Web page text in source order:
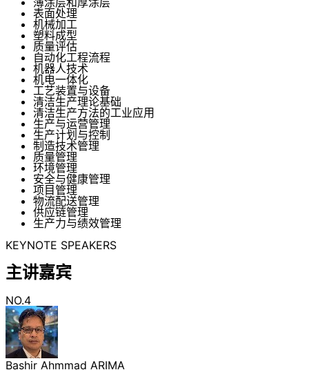
表面处理
机械加工
塑料成型
质量评估
自动化工程流程
机器人技术
机电一体化
工艺装置与设备
清洁生产理论基础
清洁生产方法的工业应用
生产与运营管理
生产计划与控制
制造技术管理
质量管理
环境管理
安全与健康管理
项目管理
物流配送管理
供应链管理
生产力与绩效管理
KEYNOTE SPEAKERS
主讲嘉宾
NO.4
Bashir Ahmmad ARIMA